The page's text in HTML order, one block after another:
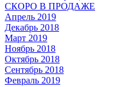
СКОРО В ПРОДАЖЕ
Апрель 2019
Декабрь 2018
Март 2019
Ноябрь 2018
Октябрь 2018
Сентябрь 2018
Февраль 2019